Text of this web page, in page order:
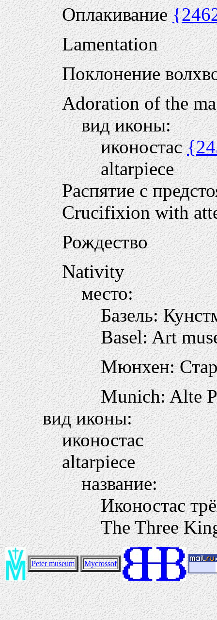
Оплакивание
Lamentation
Поклонение
Adoration of the
вид иконы:
иконостас
altarpiece
Распятие с
Crucifixion with
Рождество
Nativity
место:
Базель:
Basel: Art
Мюнхен:
Munich: Alte
вид иконы:
иконостас
altarpiece
название:
Иконостас
The Three
Peter museum Mycrossof